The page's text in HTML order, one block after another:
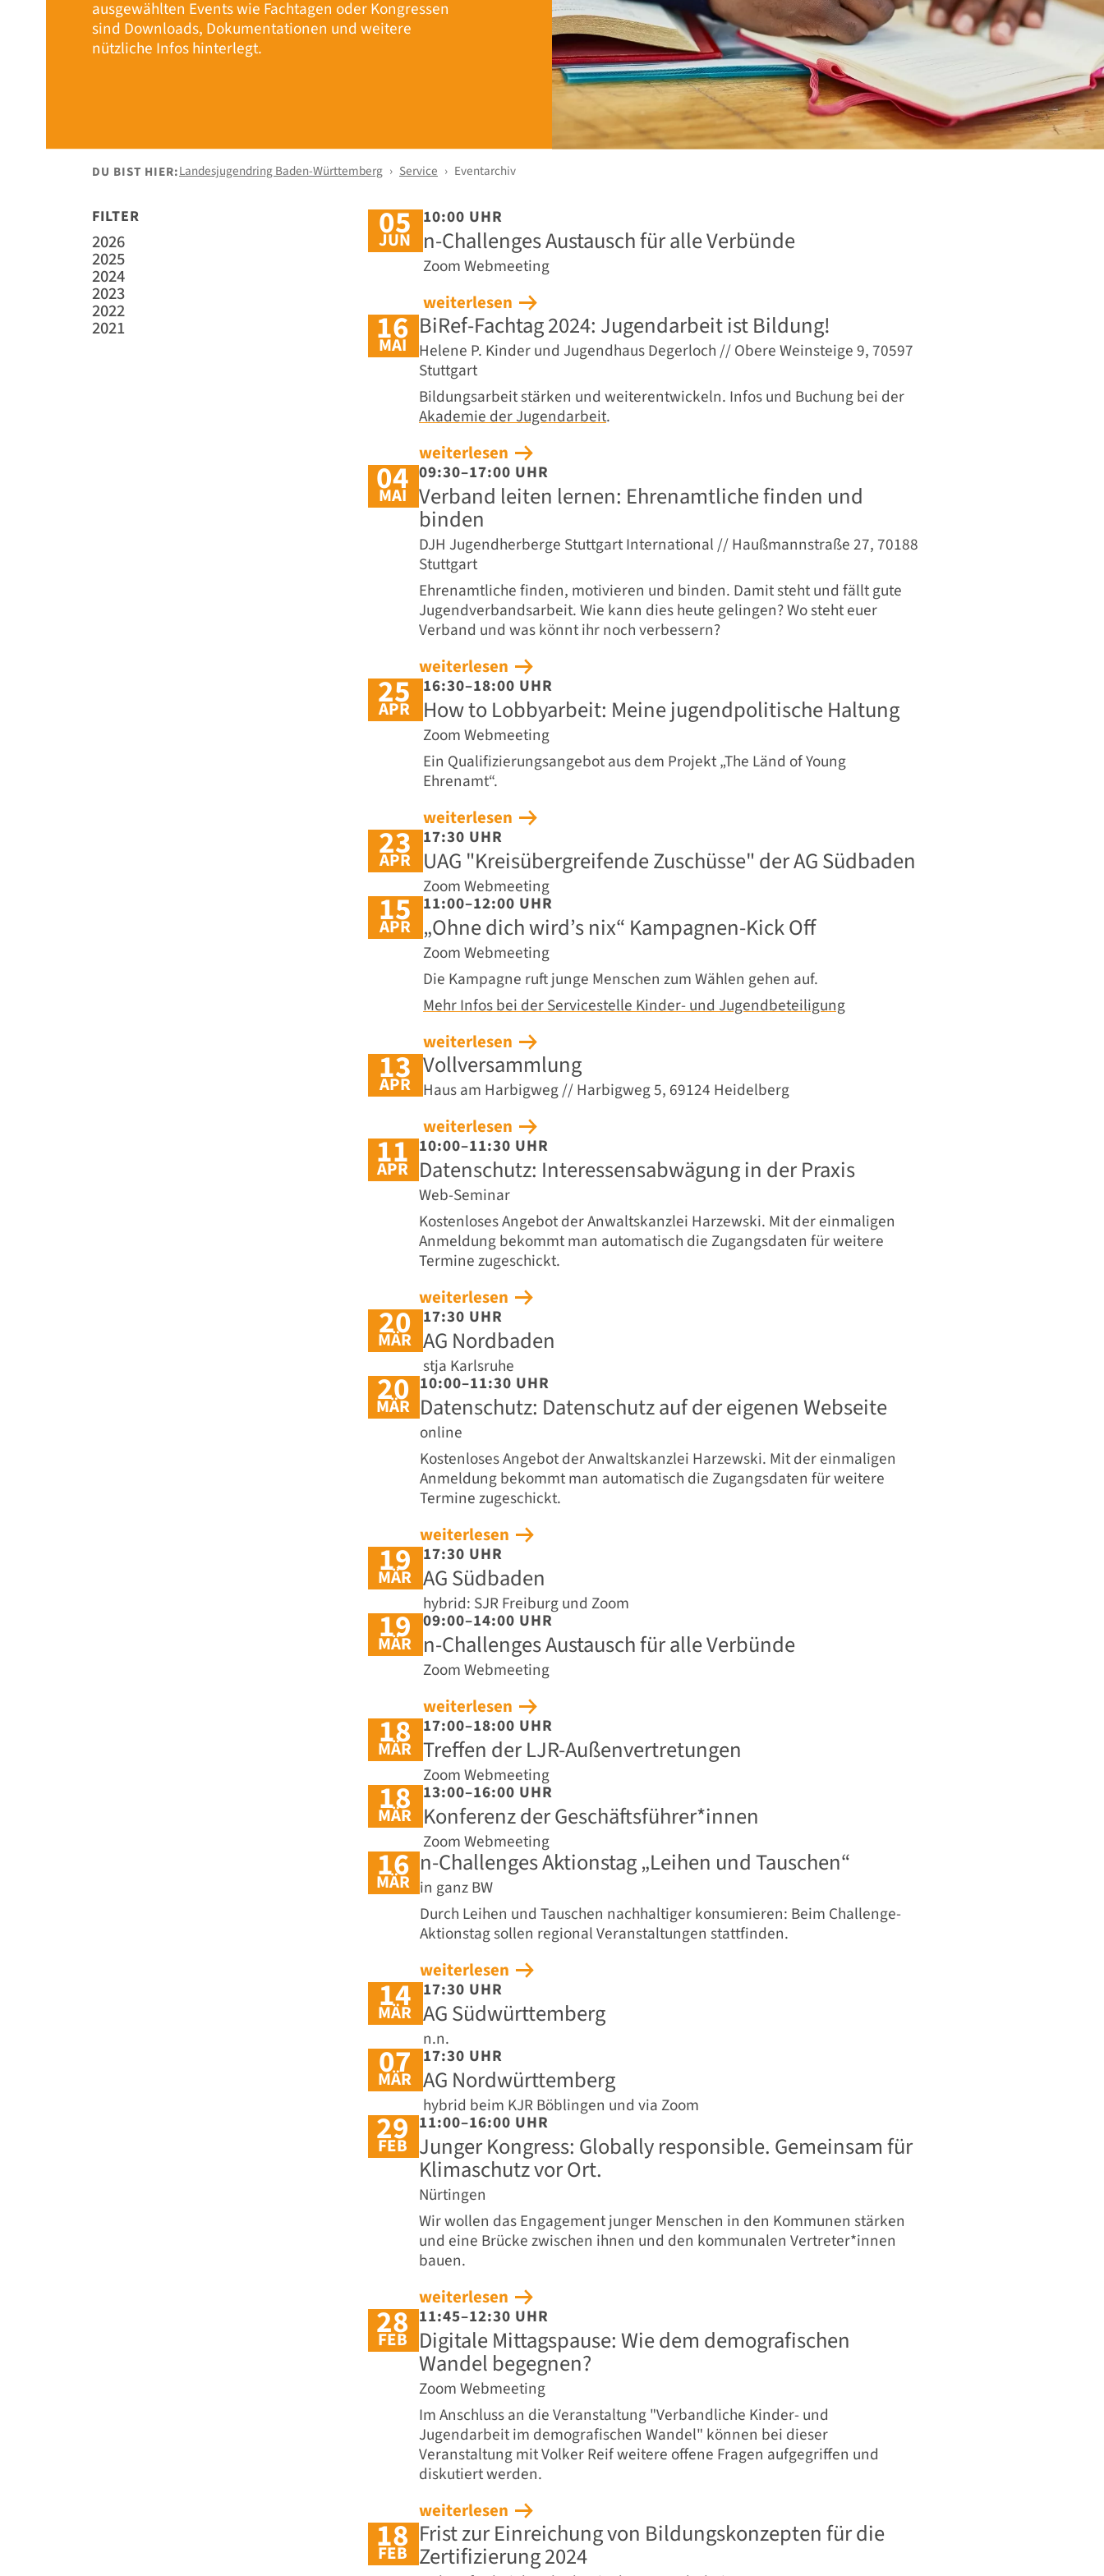
ausgewählten Events wie Fachtagen oder Kongressen
sind Downloads, Dokumentationen und weitere
nützliche Infos hinterlegt.
DU BIST HIER:Landesjugendring Baden-Württemberg Service Eventarchiv
FILTER
2026
2025
2024
2023
2022
2021
05
JUN
10:00 UHR
n-Challenges Austausch für alle Verbünde
Zoom Webmeeting
weiterlesen
16
MAI
BiRef-Fachtag 2024: Jugendarbeit ist Bildung!­
Helene P. Kinder und Jugendhaus Degerloch // Obere Weinsteige 9, 70597
Stuttgart
Bildungsarbeit stärken und weiterentwickeln. Infos und Buchung bei der
Akademie der Jugendarbeit.
weiterlesen
04
MAI
09:30–17:00 UHR
Verband leiten lernen: Ehrenamtliche finden und
binden
DJH Jugendherberge Stuttgart International // Haußmannstraße 27, 70188
Stuttgart
Ehrenamtliche finden, motivieren und binden. Damit steht und fällt gute
Jugendverbandsarbeit. Wie kann dies heute gelingen? Wo steht euer
Verband und was könnt ihr noch verbessern?
weiterlesen
25
APR
16:30–18:00 UHR
How to Lobbyarbeit: Meine jugendpolitische Haltung
Zoom Webmeeting
Ein Qualifizierungsangebot aus dem Projekt „The Länd of Young
Ehrenamt“.
weiterlesen
23
APR
17:30 UHR
UAG "Kreisübergreifende Zuschüsse" der AG Südbaden
Zoom Webmeeting
15
APR
11:00–12:00 UHR
„Ohne dich wird’s nix“ Kampagnen-Kick Off
Zoom Webmeeting
Die Kampagne ruft junge Menschen zum Wählen gehen auf.
Mehr Infos bei der Servicestelle Kinder- und Jugendbeteiligung
weiterlesen
13
APR
Vollversammlung
Haus am Harbigweg // Harbigweg 5, 69124 Heidelberg
weiterlesen
11
APR
10:00–11:30 UHR
Datenschutz: Interessensabwägung in der Praxis
Web-Seminar
Kostenloses Angebot der Anwaltskanzlei Harzewski. Mit der einmaligen
Anmeldung bekommt man automatisch die Zugangsdaten für weitere
Termine zugeschickt.
weiterlesen
20
MÄR
17:30 UHR
AG Nordbaden
stja Karlsruhe
20
MÄR
10:00–11:30 UHR
Datenschutz: Datenschutz auf der eigenen Webseite
online
Kostenloses Angebot der Anwaltskanzlei Harzewski. Mit der einmaligen
Anmeldung bekommt man automatisch die Zugangsdaten für weitere
Termine zugeschickt.
weiterlesen
19
MÄR
17:30 UHR
AG Südbaden
hybrid: SJR Freiburg und Zoom
19
MÄR
09:00–14:00 UHR
n-Challenges Austausch für alle Verbünde
Zoom Webmeeting
weiterlesen
18
MÄR
17:00–18:00 UHR
Treffen der LJR-Außenvertretungen
Zoom Webmeeting
18
MÄR
13:00–16:00 UHR
Konferenz der Geschäftsführer*innen
Zoom Webmeeting
16
MÄR
n-Challenges Aktionstag „Leihen und Tauschen“
in ganz BW
Durch Leihen und Tauschen nachhaltiger konsumieren: Beim Challenge-
Aktionstag sollen regional Veranstaltungen stattfinden.
weiterlesen
14
MÄR
17:30 UHR
AG Südwürttemberg
n.n.
07
MÄR
17:30 UHR
AG Nordwürttemberg
hybrid beim KJR Böblingen und via Zoom
29
FEB
11:00–16:00 UHR
Junger Kongress: Globally responsible. Gemeinsam für
Klimaschutz vor Ort.
Nürtingen
Wir wollen das Engagement junger Menschen in den Kommunen stärken
und eine Brücke zwischen ihnen und den kommunalen Vertreter*innen
bauen.
weiterlesen
28
FEB
11:45–12:30 UHR
Digitale Mittagspause: Wie dem demografischen
Wandel begegnen?
Zoom Webmeeting
Im Anschluss an die Veranstaltung "Verbandliche Kinder- und
Jugendarbeit im demografischen Wandel" können bei dieser
Veranstaltung mit Volker Reif weitere offene Fragen aufgegriffen und
diskutiert werden.
weiterlesen
18
FEB
Frist zur Einreichung von Bildungskonzepten für die
Zertifizierung 2024